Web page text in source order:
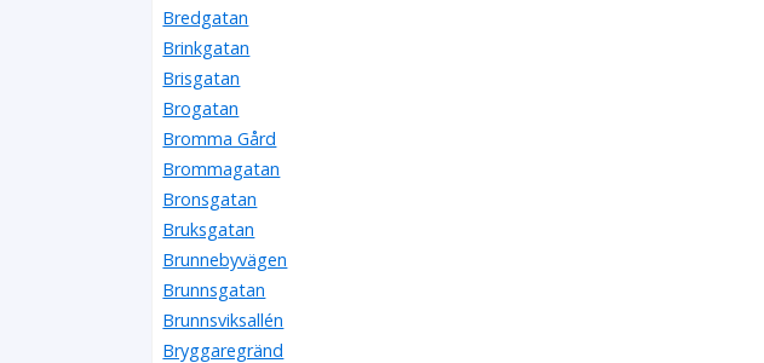
Bredgatan
Brinkgatan
Brisgatan
Brogatan
Bromma Gård
Brommagatan
Bronsgatan
Bruksgatan
Brunnebyvägen
Brunnsgatan
Brunnsviksallén
Bryggaregränd